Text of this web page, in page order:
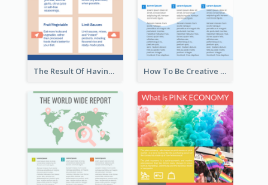
The Result Of Having Excessive Salt Infographic Design How To Be Creative Infographic